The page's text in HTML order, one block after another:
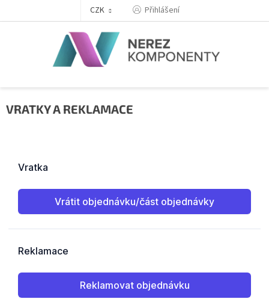
CZK Přihlášení
VRATKY A REKLAMACE